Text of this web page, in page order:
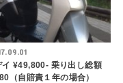
イ ¥49,800- 乗り出し総額
（自賠責１年の場合）